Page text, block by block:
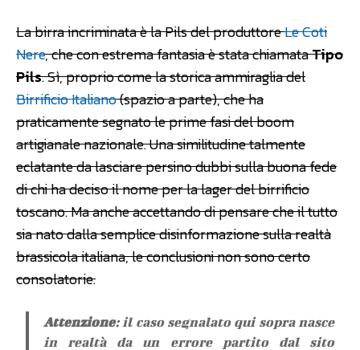
La birra incriminata è la Pils del produttoreLe Coti
Nere, che con estrema fantasia è stata chiamataTipo
Pils. Sì, proprio come la storica ammiraglia del
Birrificio Italiano(spazio a parte), che ha
praticamente segnato le prime fasi del boom
artigianale nazionale. Una similitudine talmente
eclatante da lasciare persino dubbi sulla buona fede
di chi ha deciso il nome per la lager del birrificio
toscano. Ma anche accettando di pensare che il tutto
sia nato dalla semplice disinformazione sulla realtà
brassicola italiana, le conclusioni non sono certo
consolatorie.
Attenzione: il caso segnalato qui sopra nasce
in realtà da un errore partito dal sito